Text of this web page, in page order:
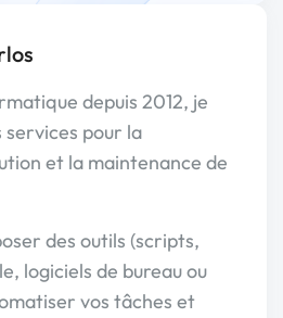
depuis 2012, je
services pour la
et la maintenance de
des outils (scripts,
logiciels de bureau ou
vos tâches et